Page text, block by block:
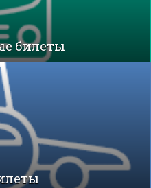
билеты